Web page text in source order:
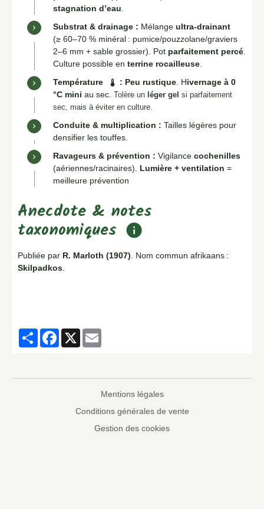
stagnation d’eau
Substrat & drainage : Mélange ultra-drainant
(≥ 60–70 % minéral : pumice/pouzzolane/graviers
2–6 mm + sable grossier). Pot parfaitement percé
Culture possible en terrine rocailleuse
Température
thermostat : Peu rustique . Hivernage à 0
°C mini au sec. Tolère un léger gel si parfaitement
sec, mais à éviter en culture.
Conduite & multiplication : Tailles légères pour
densifier les touffes.
Ravageurs & prévention : Vigilance cochenilles
(aériennes/racinaires). Lumière + ventilation =
meilleure prévention
Anecdote & notes
taxonomiques info
Publiée par R. Marloth (1907) . Nom commun afrikaans :
Skilpadkos
PartagerFacebook
X
Mentions légales
Conditions générales de vente
Gestion des cookies